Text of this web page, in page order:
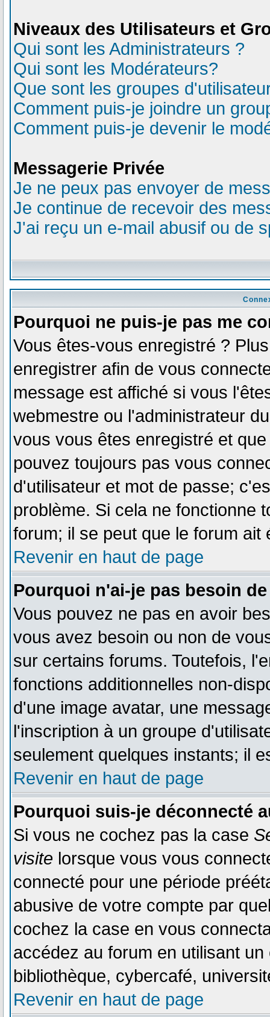
Niveaux des Utilisateurs et
Qui sont les Administrateurs ?
Qui sont les Modérateurs?
Que sont les groupes
Comment puis-je joindre un
Comment puis-je devenir le
Messagerie Privée
Je ne peux pas envoyer de
Je continue de recevoir des
J'ai reçu un e-mail abusif ou de
Pourquoi ne puis-je pas me
Vous êtes-vous enregistré ?
enregistrer afin de vous
message est affiché si vous
webmestre ou l'administrateur
vous vous êtes enregistré et
pouvez toujours pas vous
d'utilisateur et mot de passe;
problème. Si cela ne fonctionne
forum; il se peut que le forum ait
Revenir en haut de page
Pourquoi n'ai-je pas besoin
Vous pouvez ne pas en avoir
vous avez besoin ou non de
sur certains forums. Toutefois,
fonctions additionnelles non-
d'une image avatar, une
l'inscription à un groupe
seulement quelques instants; il
Revenir en haut de page
Pourquoi suis-je déconnecté
Si vous ne cochez pas la case
visite lorsque vous vous
connecté pour une période
abusive de votre compte par
cochez la case en vous
accédez au forum en utilisant
bibliothèque, cybercafé,
Revenir en haut de page